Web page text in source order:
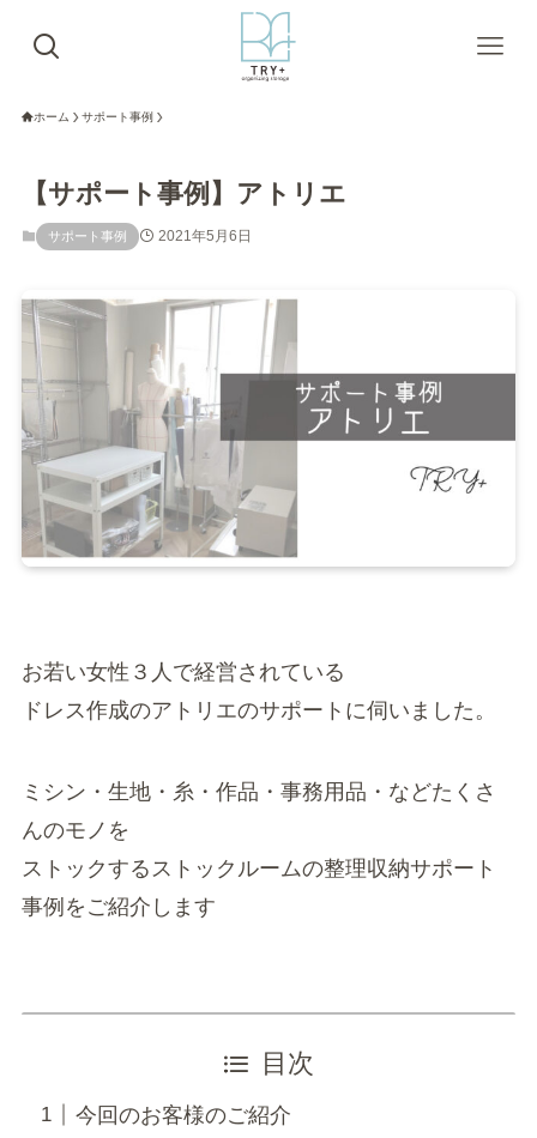
ホーム サポート事例
【サポート事例】アトリエ
サポート事例 2021年5月6日
お若い女性３人で経営されている
ドレス作成のアトリエのサポートに伺いました。
ミシン・生地・糸・作品・事務用品・などたくさ
んのモノを
ストックするストックルームの整理収納サポート
事例をご紹介します
目次
今回のお客様のご紹介